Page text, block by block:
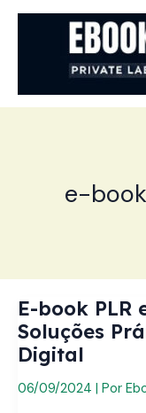
e-
E-book PLR
Soluções
Digital
06/09/2024 | Por